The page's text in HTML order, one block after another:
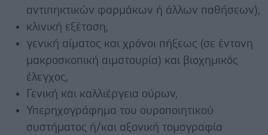
αντιπηκτικών φαρμάκων ή άλλων παθήσεων),
κλινική εξέταση,
γενική αίματος και χρόνοι πήξεως (σε έντονη
μακροσκοπική αιματουρία) και βιοχημικός
έλεγχος,
Γενική και καλλιέργεια ούρων,
Υπερηχογράφημα του ουροποιητικού
συστήματος ή/και αξονική τομογραφία